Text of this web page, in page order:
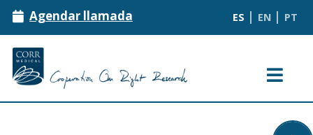
Agendar llamada ES | EN | PT